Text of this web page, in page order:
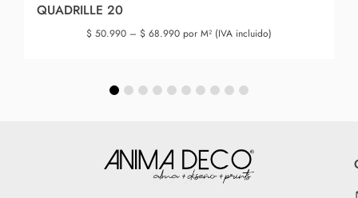
QUADRILLE 20
$ 50.990 – $ 68.990 por M² (IVA incluido)